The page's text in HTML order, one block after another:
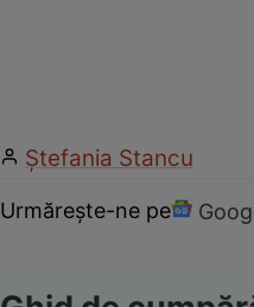
Ștefania Stancu
Urmărește-ne pe